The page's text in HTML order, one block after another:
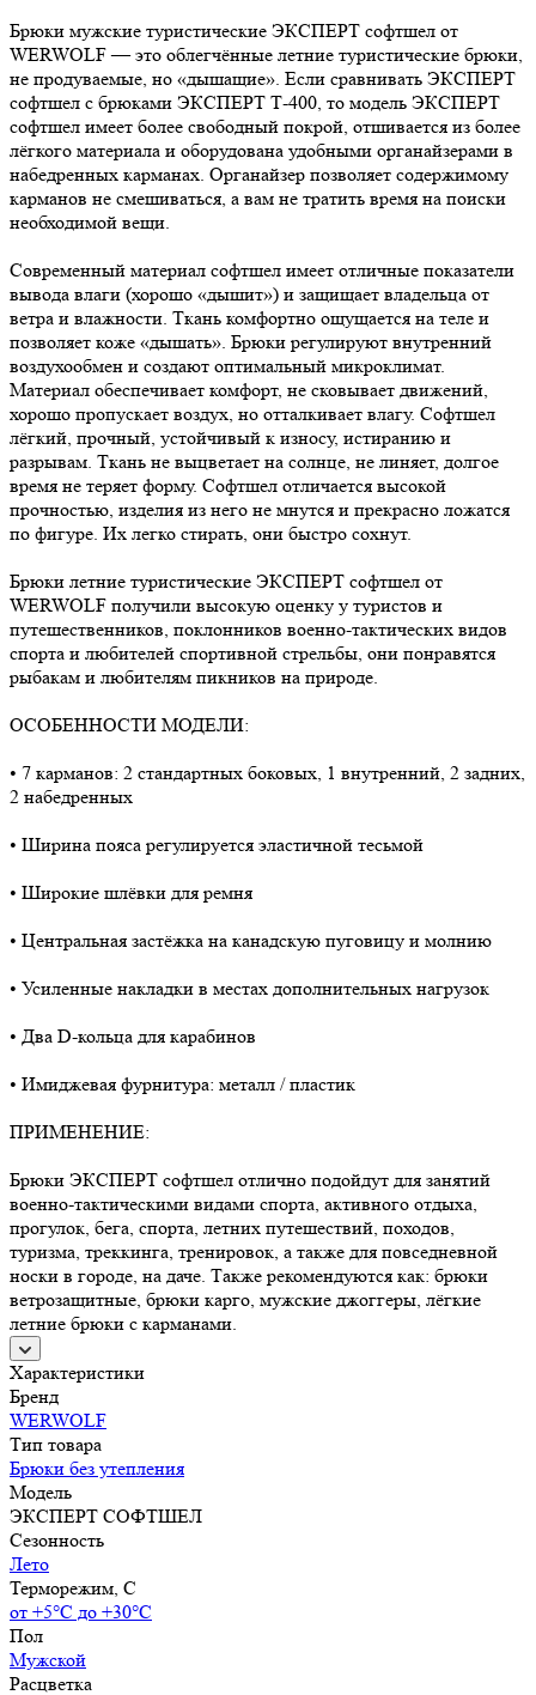
Брюки мужские туристические ЭКСПЕРТ софтшел от
WERWOLF — это облегчённые летние туристические брюки,
не продуваемые, но «дышащие». Если сравнивать ЭКСПЕРТ
софтшел с брюками ЭКСПЕРТ Т-400, то модель ЭКСПЕРТ
софтшел имеет более свободный покрой, отшивается из более
лёгкого материала и оборудована удобными органайзерами в
набедренных карманах. Органайзер позволяет содержимому
карманов не смешиваться, а вам не тратить время на поиски
необходимой вещи.
Современный материал софтшел имеет отличные показатели
вывода влаги (хорошо «дышит») и защищает владельца от
ветра и влажности. Ткань комфортно ощущается на теле и
позволяет коже «дышать». Брюки регулируют внутренний
воздухообмен и создают оптимальный микроклимат.
Материал обеспечивает комфорт, не сковывает движений,
хорошо пропускает воздух, но отталкивает влагу. Софтшел
лёгкий, прочный, устойчивый к износу, истиранию и
разрывам. Ткань не выцветает на солнце, не линяет, долгое
время не теряет форму. Софтшел отличается высокой
прочностью, изделия из него не мнутся и прекрасно ложатся
по фигуре. Их легко стирать, они быстро сохнут.
Брюки летние туристические ЭКСПЕРТ софтшел от
WERWOLF получили высокую оценку у туристов и
путешественников, поклонников военно-тактических видов
спорта и любителей спортивной стрельбы, они понравятся
рыбакам и любителям пикников на природе.
ОСОБЕННОСТИ МОДЕЛИ:
• 7 карманов: 2 стандартных боковых, 1 внутренний, 2 задних,
2 набедренных
• Ширина пояса регулируется эластичной тесьмой
• Широкие шлёвки для ремня
• Центральная застёжка на канадскую пуговицу и молнию
• Усиленные накладки в местах дополнительных нагрузок
• Два D-кольца для карабинов
• Имиджевая фурнитура: металл / пластик
ПРИМЕНЕНИЕ:
Брюки ЭКСПЕРТ софтшел отлично подойдут для занятий
военно-тактическими видами спорта, активного отдыха,
прогулок, бега, спорта, летних путешествий, походов,
туризма, треккинга, тренировок, а также для повседневной
носки в городе, на даче. Также рекомендуются как: брюки
ветрозащитные, брюки карго, мужские джоггеры, лёгкие
летние брюки с карманами.
Характеристики
Бренд
WERWOLF
Тип товара
Брюки без утепления
Модель
ЭКСПЕРТ СОФТШЕЛ
Сезонность
Лето
Терморежим, C
от +5°С до +30°С
Пол
Мужской
Расцветка